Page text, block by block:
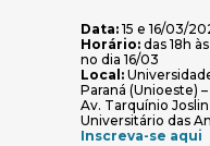
Data: 15 e 16/03/
Horário: das 18h
no dia 16/03
Local:
Paraná (Unioeste)
Av. Tarquínio
Universitário das
Inscreva-se aqui